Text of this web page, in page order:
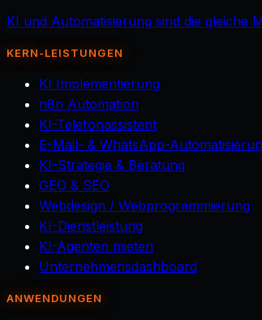
KI und Automatisierung sind die gleiche
KERN-LEISTUNGEN
KI Implementierung
n8n Automation
KI-Telefonassistent
E-Mail- & WhatsApp-
KI-Strategie & Beratung
GEO & SEO
Webdesign / Webprogrammierung
KI-Dienstleistung
KI-Agenten mieten
Unternehmensdashboard
ANWENDUNGEN